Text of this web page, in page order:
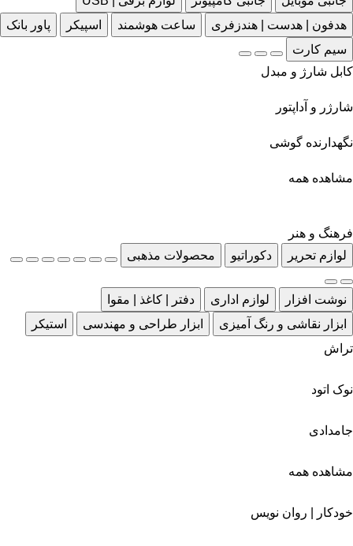
هدفون | هدست | هندزفری
ساعت هوشمند اسپیکر
پاور بانک
سیم کارت
کابل شارژ و مبدل
شارژر و آداپتور
نگهدارنده گوشی
مشاهده همه
فرهنگ و هنر
لوازم تحریر
دکوراتیو محصولات مذهبی
نوشت افزار لوازم اداری
دفتر | کاغذ | مقوا
ابزار نقاشی و رنگ آمیزی
ابزار طراحی و مهندسی
استیکر
تراش
نوک اتود
جامدادی
مشاهده همه
خودکار | روان نویس